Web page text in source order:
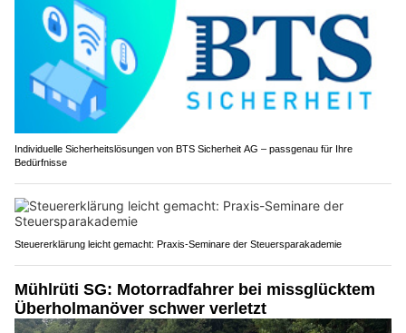
Individuelle Sicherheitslösungen von BTS Sicherheit AG – passgenau für Ihre
Bedürfnisse
Steuererklärung leicht gemacht: Praxis-Seminare der Steuersparakademie
Mühlrüti SG: Motorradfahrer bei missglücktem
Überholmanöver schwer verletzt